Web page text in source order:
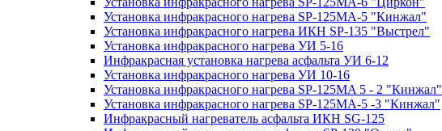
Установка инфракрасного нагрева SP-125МA-5 "Кинжал"
Установка инфракрасного нагрева ИКН SP-135 "Выстрел"
Установка инфракрасного нагрева УИ 5-16
Инфракрасная установка нагрева асфальта УИ 6-12
Установка инфракрасного нагрева УИ 10-16
Установка инфракрасного нагрева SP-125МA 5 - 2 "Кинжал"
Установка инфракрасного нагрева SP-125МA-5 -3 "Кинжал"
Инфракрасный нагреватель асфальта ИКН SG-125